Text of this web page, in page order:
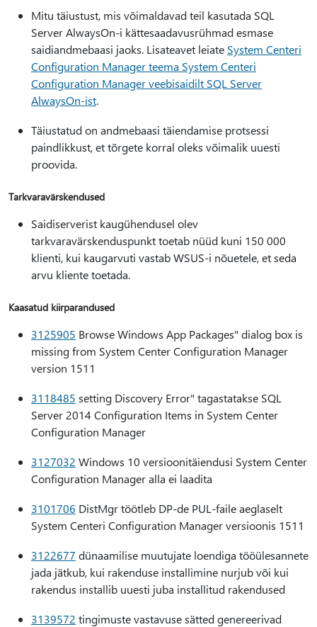
Mitu täiustust, mis võimaldavad teil kasutada SQL
Server AlwaysOn-i kättesaadavusrühmad esmase
saidiandmebaasi jaoks. Lisateavet leiate System Centeri
Configuration Manager teema System Centeri
Configuration Manager veebisaidilt SQL Server
AlwaysOn-ist.
Täiustatud on andmebaasi täiendamise protsessi
paindlikkust, et tõrgete korral oleks võimalik uuesti
proovida.
Tarkvaravärskendused
Saidiserverist kaugühendusel olev
tarkvaravärskenduspunkt toetab nüüd kuni 150 000
klienti, kui kaugarvuti vastab WSUS-i nõuetele, et seda
arvu kliente toetada.
Kaasatud kiirparandused
3125905 Browse Windows App Packages" dialog box is
missing from System Center Configuration Manager
version 1511
3118485 setting Discovery Error" tagastatakse SQL
Server 2014 Configuration Items in System Center
Configuration Manager
3127032 Windows 10 versioonitäiendusi System Center
Configuration Manager alla ei laadita
3101706 DistMgr töötleb DP-de PUL-faile aeglaselt
System Centeri Configuration Manager versioonis 1511
3122677 dünaamilise muutujate loendiga tööülesannete
jada jätkub, kui rakenduse installimine nurjub või kui
rakendus installib uuesti juba installitud rakendused
3139572 tingimuste vastavuse sätted genereerivad